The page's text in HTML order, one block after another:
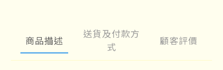
商品描述
送貨及付款方
式
顧客評價